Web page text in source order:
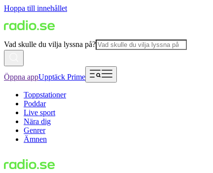
Hoppa till innehållet
Vad skulle du vilja lyssna på?
Öppna appUpptäck Prime
Toppstationer
Poddar
Live sport
Nära dig
Genrer
Ämnen